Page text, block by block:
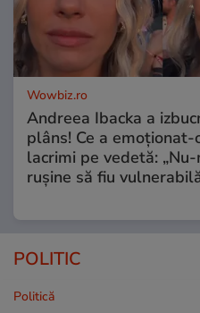
Wowbiz.ro
Andreea Ibacka a
plâns! Ce a emoționat-
lacrimi pe vedetă:
rușine să fiu
POLITIC
Politică